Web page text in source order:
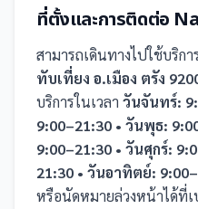
ที่ตั้งและการติดต่อ
สามารถเดินทางไปใช้บริกา
ทับเที่ยง อ.เมือง ตรัง
บริการในเวลา วันจันทร์:
9:00–21:30 • วันพุธ:
9:00–21:30 • วันศุกร์:
21:30 • วันอาทิตย์:
หรือนัดหมายล่วงหน้าได้ที่เ